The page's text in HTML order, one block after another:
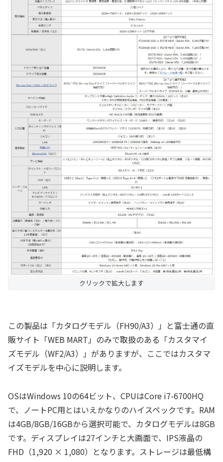
クリックで拡大します
この製品は「カタログモデル（FH90/A3）」と富士通の直
販サイト「WEB MART」のみで取扱のある「カスタマイ
ズモデル（WF2/A3）」がありますが、ここではカスタマ
イズモデルを中心に説明します。
OSはWindows 10の64ビット、CPUはCore i7-6700HQ
で、ノートPC用とはいえかなりのハイスペックです。RAM
は4GB/8GB/16GBから選択可能で、カタログモデルは8GB
です。ディスプレイは27インチと大画面で、IPS液晶の
FHD（1,920 × 1,080）となります。ストレージは最低構